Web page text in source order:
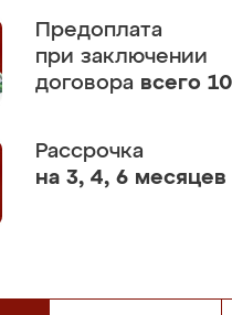
Предоплата
при заключении
договора всего
Рассрочка
на 3, 4, 6 месяцев